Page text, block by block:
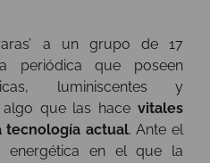
a un grupo de 17
periódica que poseen
luminiscentes y
algo que las hace vitales
tecnología actual. Ante el
energética en el que la